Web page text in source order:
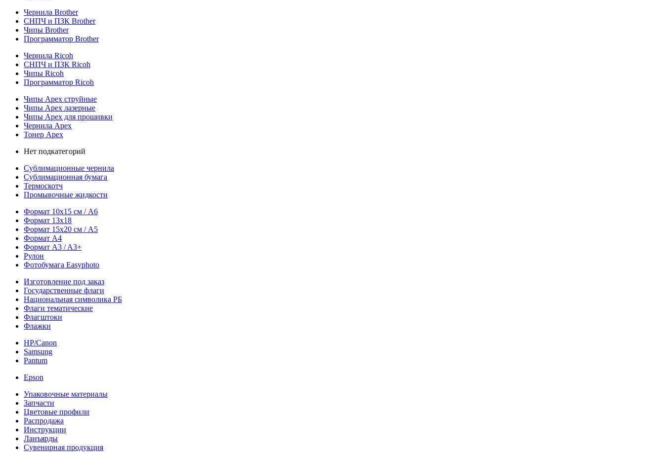
Чернила Brother
СНПЧ и ПЗК Brother
Чипы Brother
Программатор Brother
Чернила Ricoh
СНПЧ и ПЗК Ricoh
Чипы Ricoh
Программатор Ricoh
Чипы Apex струйные
Чипы Apex лазерные
Чипы Apex для прошивки
Чернила Apex
Тонер Apex
Нет подкатегорий
Сублимационные чернила
Сублимационная бумага
Термоскотч
Промывочные жидкости
Формат 10х15 см / A6
Формат 13х18
Формат 15х20 см / A5
Формат А4
Формат A3 / A3+
Рулон
Фотобумага Easyphoto
Изготовление под заказ
Государственные флаги
Национальная символика РБ
Флаги тематические
Флагштоки
Флажки
HP/Canon
Samsung
Pantum
Epson
Упаковочные материалы
Запчасти
Цветовые профили
Распродажа
Инструкции
Ланъярды
Сувенирная продукция